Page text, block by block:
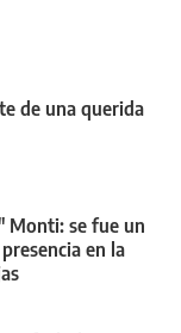
de una querida
Monti: se fue un
en la